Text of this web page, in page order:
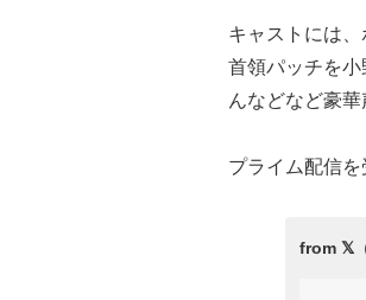
キャストには
首領パッチを
んなどなど豪華
プライム配信